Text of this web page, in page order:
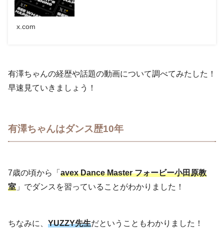
x.com
有澤ちゃんの経歴や話題の動画について調べてみたした！
早速見ていきましょう！
有澤ちゃんはダンス歴10年
7歳の頃から「 avex Dance Master フォービー小田原教
室 」でダンスを習っていることがわかりました！
ちなみに、 YUZZY先生だということもわかりました！